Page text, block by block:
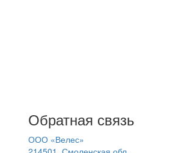
Обратная связь
ООО «Велес»